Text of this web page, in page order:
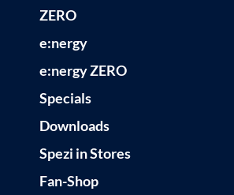
ZERO
e:nergy
e:nergy ZERO
Specials
Downloads
Spezi in Stores
Fan-Shop